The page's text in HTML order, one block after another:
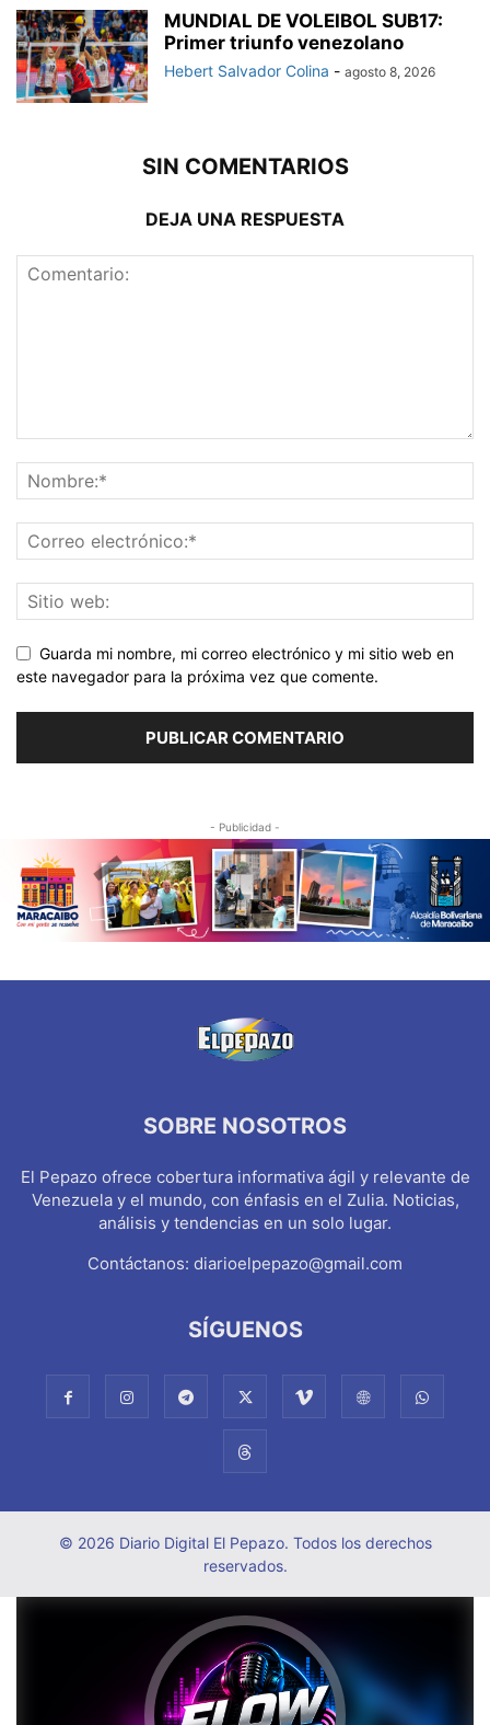
MUNDIAL DE VOLEIBOL SUB17:
Primer triunfo venezolano
Hebert Salvador Colina - agosto 8, 2026
SIN COMENTARIOS
DEJA UNA RESPUESTA
Guarda mi nombre, mi correo electrónico y mi sitio web en
este navegador para la próxima vez que comente.
- Publicidad -
SOBRE NOSOTROS
El Pepazo ofrece cobertura informativa ágil y relevante de
Venezuela y el mundo, con énfasis en el Zulia. Noticias,
análisis y tendencias en un solo lugar.
Contáctanos: diarioelpepazo@gmail.com
SÍGUENOS
© 2026 Diario Digital El Pepazo. Todos los derechos
reservados.